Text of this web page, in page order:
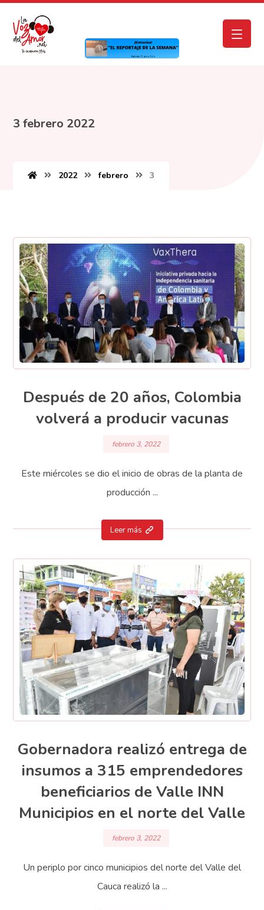
3 febrero 2022
2022 febrero 3
Después de 20 años, Colombia
volverá a producir vacunas
febrero 3, 2022
Este miércoles se dio el inicio de obras de la planta de
producción ...
Leer más
Gobernadora realizó entrega de
insumos a 315 emprendedores
beneficiarios de Valle INN
Municipios en el norte del Valle
febrero 3, 2022
Un periplo por cinco municipios del norte del Valle del
Cauca realizó la ...